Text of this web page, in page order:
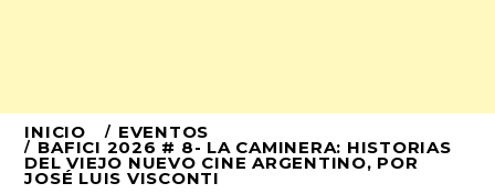
Ir
al
INICIO EVENTOS
BAFICI 2026 # 8- LA CAMINERA: HISTORIAS
DEL VIEJO NUEVO CINE ARGENTINO, POR
JOSÉ LUIS VISCONTI